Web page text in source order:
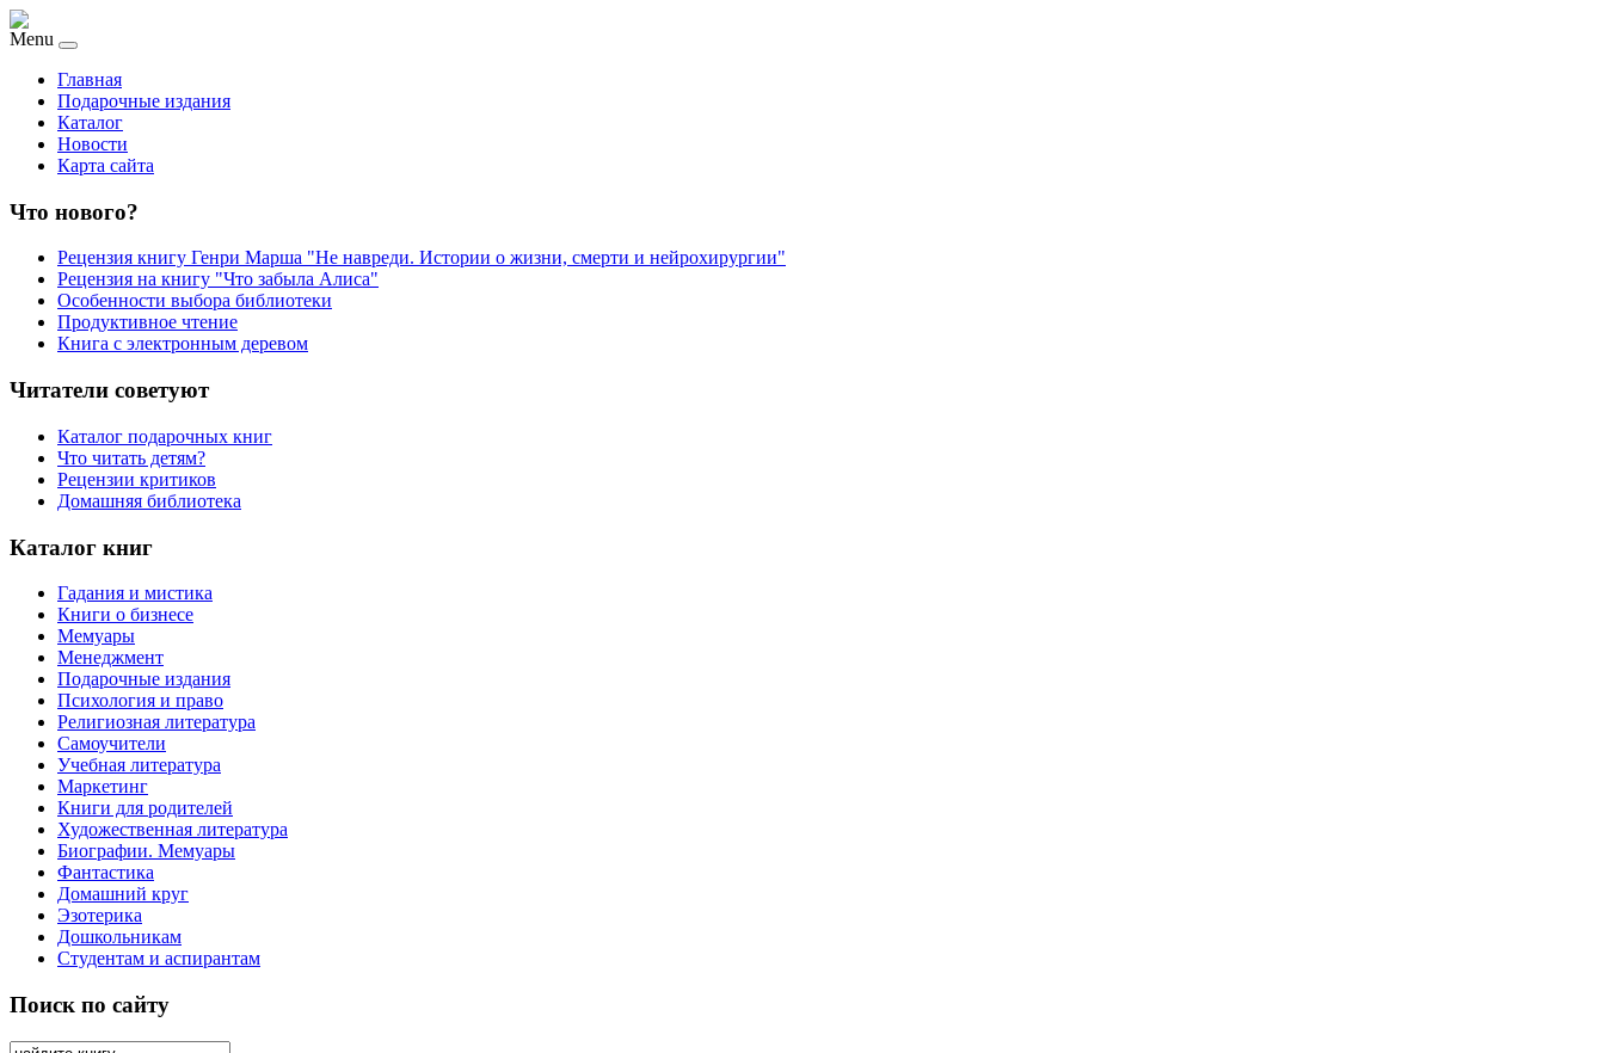
Menu
Главная
Подарочные издания
Каталог
Новости
Карта сайта
Что нового?
Рецензия книгу Генри Марша "Не навреди. Истории о жизни, смерти и нейрохирургии"
Рецензия на книгу "Что забыла Алиса"
Особенности выбора библиотеки
Продуктивное чтение
Книга с электронным деревом
Читатели советуют
Каталог подарочных книг
Что читать детям?
Рецензии критиков
Домашняя библиотека
Каталог книг
Гадания и мистика
Книги о бизнесе
Мемуары
Менеджмент
Подарочные издания
Психология и право
Религиозная литература
Самоучители
Учебная литература
Маркетинг
Книги для родителей
Художественная литература
Биографии. Мемуары
Фантастика
Домашний круг
Эзотерика
Дошкольникам
Студентам и аспирантам
Поиск по сайту